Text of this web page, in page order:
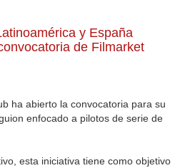
y España
de Filmarket
ha abierto la convocatoria para su
enfocado a pilotos de serie de
esta iniciativa tiene como objetivo